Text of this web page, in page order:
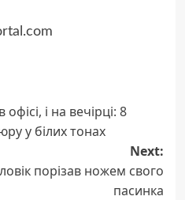
і на вечірці: 8
у білих тонах
Next:
порізав ножем свого
пасинка